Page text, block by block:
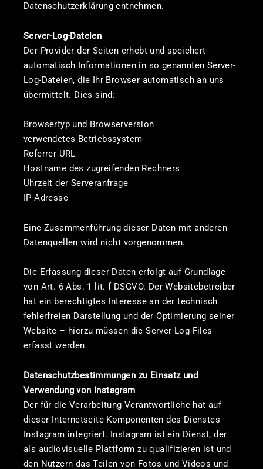
Datenschutzerklärung entnehmen.
Server-Log-Dateien
Der Provider der Seiten erhebt und speichert
automatisch Informationen in so genannten Server-
Log-Dateien, die Ihr Browser automatisch an uns
übermittelt. Dies sind:
Browsertyp und Browserversion
verwendetes Betriebssystem
Referrer URL
Hostname des zugreifenden Rechners
Uhrzeit der Serveranfrage
IP-Adresse
Eine Zusammenführung dieser Daten mit anderen
Datenquellen wird nicht vorgenommen.
Die Erfassung dieser Daten erfolgt auf Grundlage
von Art. 6 Abs. 1 lit. f DSGVO. Der Websitebetreiber
hat ein berechtigtes Interesse an der technisch
fehlerfreien Darstellung und der Optimierung seiner
Website – hierzu müssen die Server-Log-Files
erfasst werden.
Datenschutzbestimmungen zu Einsatz und
Verwendung von Instagram
Der für die Verarbeitung Verantwortliche hat auf
dieser Internetseite Komponenten des Dienstes
Instagram integriert. Instagram ist ein Dienst, der
als audiovisuelle Plattform zu qualifizieren ist und
den Nutzern das Teilen von Fotos und Videos und